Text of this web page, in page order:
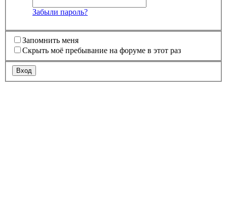
Забыли пароль?
Запомнить меня
Скрыть моё пребывание на форуме в этот раз